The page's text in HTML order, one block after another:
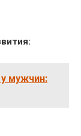
мужчин: